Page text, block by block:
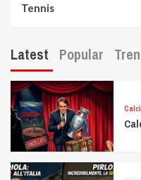
Tennis
Latest Popular